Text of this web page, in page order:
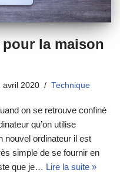
la maison
avril 2020 Technique
on se retrouve confiné
qu’on utilise
nouvel ordinateur il est
simple de se fournir en
que je… Lire la suite »